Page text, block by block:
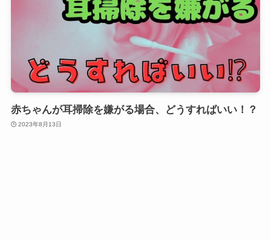
赤ちゃんが耳掃除を嫌がる場合、どうすればいい！？
2023年8月13日